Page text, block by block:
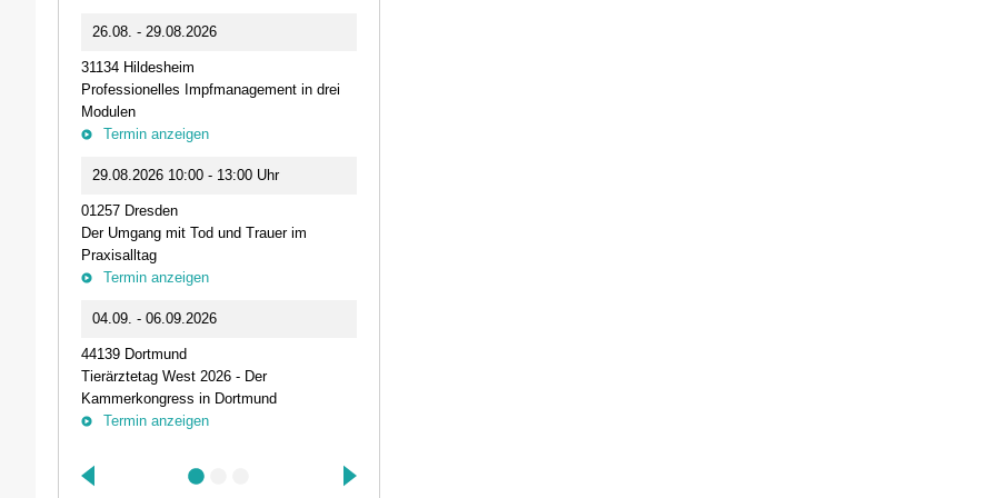
26.08. - 29.08.2026
31134 Hildesheim
Professionelles Impfmanagement in drei
Modulen
Termin anzeigen
29.08.2026 10:00 - 13:00 Uhr
01257 Dresden
Der Umgang mit Tod und Trauer im
Praxisalltag
Termin anzeigen
04.09. - 06.09.2026
44139 Dortmund
Tierärztetag West 2026 - Der
Kammerkongress in Dortmund
Termin anzeigen